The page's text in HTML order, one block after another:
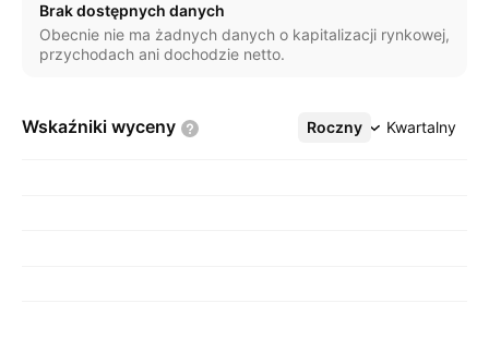
Brak dostępnych danych
Obecnie nie ma żadnych danych o kapitalizacji rynkowej,
przychodach ani dochodzie netto.
Wskaźniki wyceny Roczny Kwartalny
Więcej